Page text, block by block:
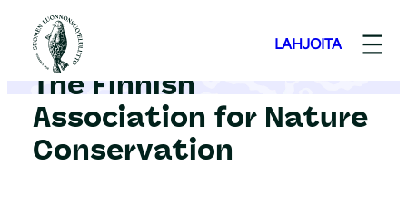
LAHJOITA
The Finnish
Association for Nature
Conservation